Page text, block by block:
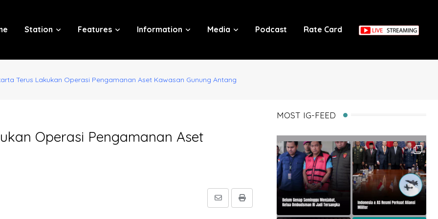
Station Features Information Media Podcast Rate Card
Terus Lakukan Operasi Pengamanan Aset Kawasan Gunung Antang
Operasi Pengamanan Aset
Print
Share
MOST IG-FEED